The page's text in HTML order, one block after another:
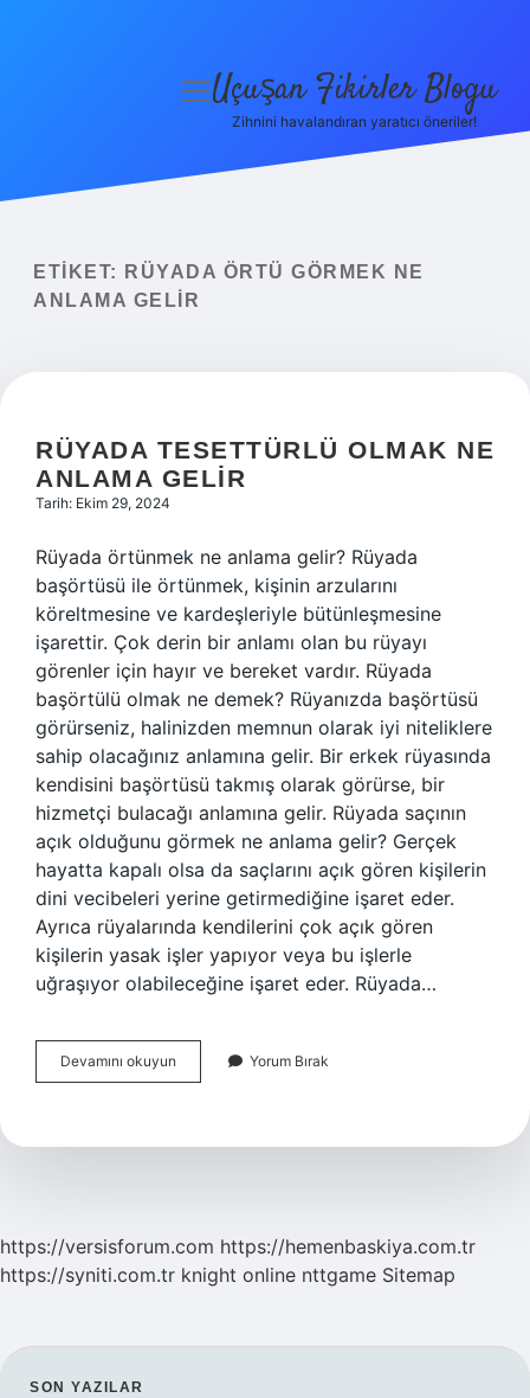
Yasal Uyarı
menüyü
Uçuşan Fikirler Blogu
Zihnini havalandıran yaratıcı öneriler!
ETIKET:
RÜYADA ÖRTÜ GÖRMEK NE
ANLAMA GELIR
RÜYADA TESETTÜRLÜ OLMAK NE
ANLAMA GELIR
Tarih: Ekim 29, 2024
Rüyada örtünmek ne anlama gelir? Rüyada
başörtüsü ile örtünmek, kişinin arzularını
köreltmesine ve kardeşleriyle bütünleşmesine
işarettir. Çok derin bir anlamı olan bu rüyayı
görenler için hayır ve bereket vardır. Rüyada
başörtülü olmak ne demek? Rüyanızda başörtüsü
görürseniz, halinizden memnun olarak iyi niteliklere
sahip olacağınız anlamına gelir. Bir erkek rüyasında
kendisini başörtüsü takmış olarak görürse, bir
hizmetçi bulacağı anlamına gelir. Rüyada saçının
açık olduğunu görmek ne anlama gelir? Gerçek
hayatta kapalı olsa da saçlarını açık gören kişilerin
dini vecibeleri yerine getirmediğine işaret eder.
Ayrıca rüyalarında kendilerini çok açık gören
kişilerin yasak işler yapıyor veya bu işlerle
uğraşıyor olabileceğine işaret eder. Rüyada…
Devamını okuyun
Tesettürlü
Anlama
Yorum Bırak
https://versisforum.com https://hemenbaskiya.com.tr
https://syniti.com.tr knight online nttgame Sitemap
SON YAZILAR